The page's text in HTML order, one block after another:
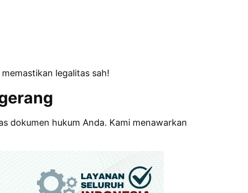
legalitas sah!
dokumen hukum Anda. Kami menawarkan